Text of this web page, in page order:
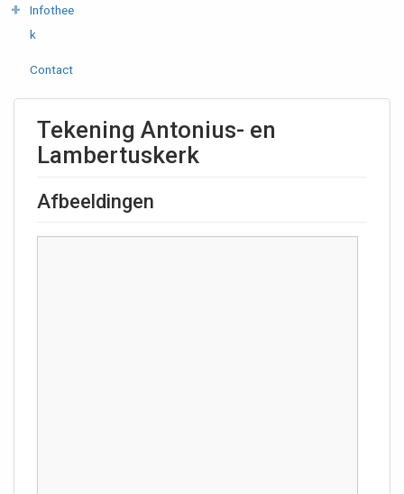
Infothee
k
Contact
Tekening Antonius- en
Lambertuskerk
Afbeeldingen